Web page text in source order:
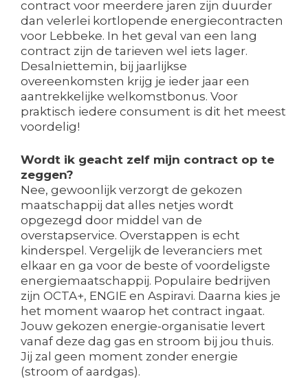
contract voor meerdere jaren zijn duurder
dan velerlei kortlopende energiecontracten
voor Lebbeke. In het geval van een lang
contract zijn de tarieven wel iets lager.
Desalniettemin, bij jaarlijkse
overeenkomsten krijg je ieder jaar een
aantrekkelijke welkomstbonus. Voor
praktisch iedere consument is dit het meest
voordelig!
Wordt ik geacht zelf mijn contract op te
zeggen?
Nee, gewoonlijk verzorgt de gekozen
maatschappij dat alles netjes wordt
opgezegd door middel van de
overstapservice. Overstappen is echt
kinderspel. Vergelijk de leveranciers met
elkaar en ga voor de beste of voordeligste
energiemaatschappij. Populaire bedrijven
zijn OCTA+, ENGIE en Aspiravi. Daarna kies je
het moment waarop het contract ingaat.
Jouw gekozen energie-organisatie levert
vanaf deze dag gas en stroom bij jou thuis.
Jij zal geen moment zonder energie
(stroom of aardgas).